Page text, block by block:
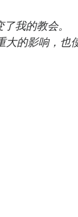
我的教会。
的影响，也